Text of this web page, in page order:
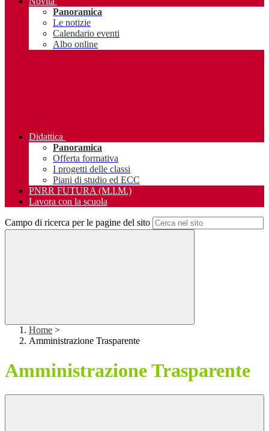
Panoramica
Le notizie
Calendario eventi
Albo online
Didattica
Panoramica
Offerta formativa
I progetti delle classi
Piani di studio ed ECC
PNRR FUTURA (M.I.M.)
Lavora con la scuola
Campo di ricerca per le pagine del sito
Home >
Amministrazione Trasparente
Amministrazione Trasparente